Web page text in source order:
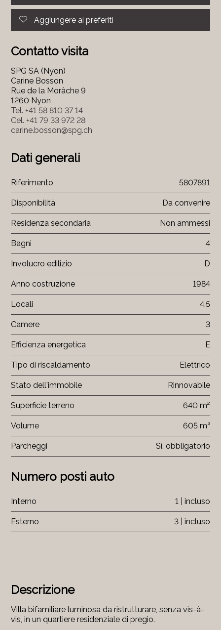
Descrizione
Villa bifamiliare luminosa da ristrutturare, senza vis-à-
vis, in un quartiere residenziale di pregio.
Aggiungere ai preferiti
Contatto visita
SPG SA (Nyon)
Carine Bosson
Rue de la Morâche 9
1260 Nyon
Tel. +41 58 810 37 14
Cel. +41 79 33 972 28
carine.bosson@spg.ch
Dati generali
Riferimento 5807891
Disponibilità Da convenire
Residenza secondaria Non ammessi
Bagni 4
Involucro edilizio D
Anno costruzione 1984
Locali 4.5
Camere 3
Efficienza energetica E
Tipo di riscaldamento Elettrico
Stato dell'immobile Rinnovabile
Superficie terreno 640 m²
Volume 605 m³
Parcheggi Sì, obbligatorio
Numero posti auto
Interno 1 | incluso
Esterno 3 | incluso